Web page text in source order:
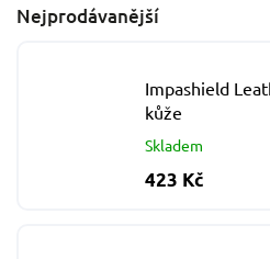
Nejprodávanější
Impashield
kůže
Skladem
423 Kč